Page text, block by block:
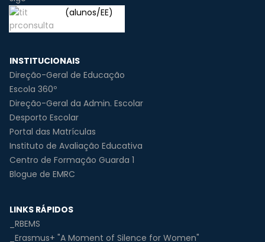
(alunos/EE)
INSTITUCIONAIS
Direção-Geral de Educação
Escola 360º
Direção-Geral da Admin. Escolar
Desporto Escolar
Portal das Matrículas
Instituto de Avaliação Educativa
Centro de Formação Guarda 1
Blogue de EMRC
LINKS RÁPIDOS
_RBEMS
_Erasmus+ "A Moment of Silence for Women"